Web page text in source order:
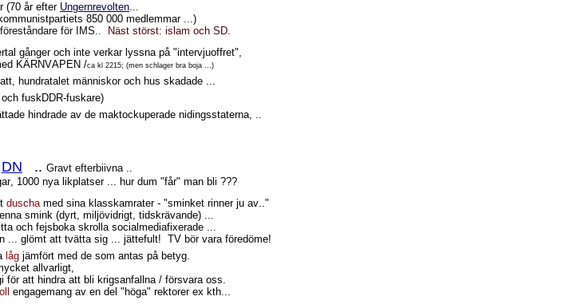
(70 år efter Ungernrevolten...
850 000 medlemmar ...)
för IMS..
Näst störst: islam och SD.
gånger och inte verkar lyssna på "intervjuoffret",
KÄRNVAPEN /ca kl 2215; (men schlager bra boja ...)
hundratalet människor och hus skadade ...
fuskDDR-fuskare)
hindrade av de maktockuperade nidingsstaterna, ..
DN .. Gravt efterbiivna ..
1000 nya likplatser ... hur dum "får" man bli ???
duschamed sina klasskamrater - "sminket rinner ju av.."
smink (dyrt, miljövidrigt, tidskrävande) ...
och fejsboka skrolla socialmediafixerade ...
... glömt att tvätta sig ... jättefult! TV bör vara föredöme!
låg jämfört med de som antas på betyg.
allvarligt,
att hindra att bli krigsanfallna / försvara oss.
engagemang av en del "höga" rektorer ex kth...